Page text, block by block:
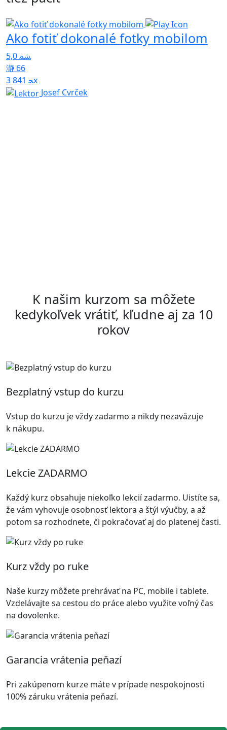
Ako fotiť dokonalé fotky mobilom
5,0
66
3 841x
Josef Cvrček
K našim kurzom sa môžete
kedykoľvek vrátiť, kľudne aj za 10
rokov
Bezplatný vstup do kurzu
Vstup do kurzu je vždy zadarmo a nikdy nezaväzuje
k nákupu.
Lekcie ZADARMO
Každý kurz obsahuje niekoľko lekcií zadarmo. Uistíte sa,
že vám vyhovuje osobnosť lektora a štýl výučby, a až
potom sa rozhodnete, či pokračovať aj do platenej časti.
Kurz vždy po ruke
Naše kurzy môžete prehrávať na PC, mobile i tablete.
Vzdelávajte sa cestou do práce alebo využite voľný čas
na dovolenke.
Garancia vrátenia peňazí
Pri zakúpenom kurze máte v prípade nespokojnosti
100% záruku vrátenia peňazí.